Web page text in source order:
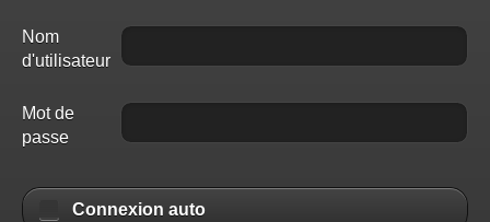
Nom
d'utilisateur
Mot de
passe
Connexion auto